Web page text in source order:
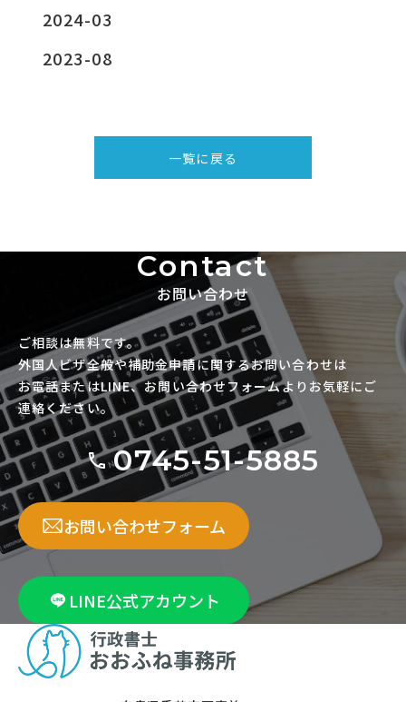
2024-03
2023-08
一覧に戻る
Contact
お問い合わせ
ご相談は無料です。
外国人ビザ全般や補助金申請に関するお問い合わせは
お電話またはLINE、お問い合わせフォームよりお気軽にご
連絡ください。
0745-51-5885
お問い合わせフォーム
LINE公式アカウント